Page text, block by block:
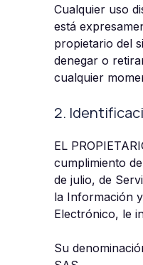
Cualquier uso
está
propietario del
denegar o
cualquier
2.
EL
cumplimiento
de julio, de
la Información
Electrónico, le
Su